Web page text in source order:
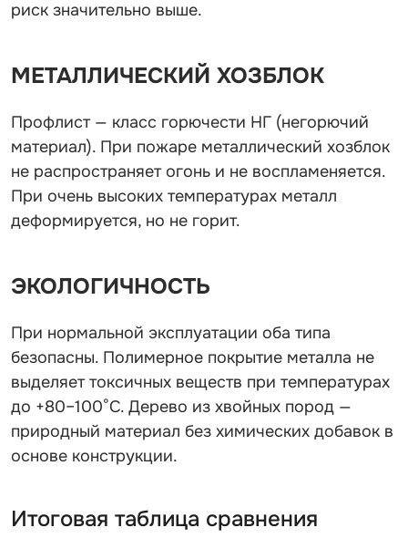
риск значительно выше.
МЕТАЛЛИЧЕСКИЙ ХОЗБЛОК
Профлист — класс горючести НГ (негорючий
материал). При пожаре металлический хозблок
не распространяет огонь и не воспламеняется.
При очень высоких температурах металл
деформируется, но не горит.
ЭКОЛОГИЧНОСТЬ
При нормальной эксплуатации оба типа
безопасны. Полимерное покрытие металла не
выделяет токсичных веществ при температурах
до +80–100°C. Дерево из хвойных пород —
природный материал без химических добавок в
основе конструкции.
Итоговая таблица сравнения